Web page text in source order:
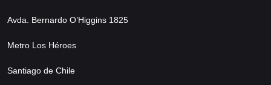
Avda. Bernardo O’Higgins 1825
Metro Los Héroes
Santiago de Chile